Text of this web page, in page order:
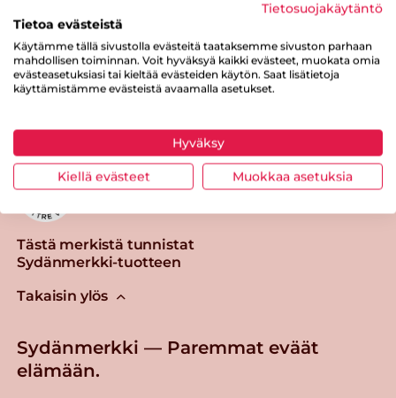
Tulosta sivu Jaa tuote
Tästä merkistä tunnistat
Sydänmerkki-tuotteen
Takaisin ylös
Sydänmerkki — Paremmat eväät
elämään.
Tietosuojakäytäntö
Tietoa evästeistä
Käytämme tällä sivustolla evästeitä taataksemme sivuston parhaan
mahdollisen toiminnan. Voit hyväksyä kaikki evästeet, muokata omia
evästeasetuksiasi tai kieltää evästeiden käytön. Saat lisätietoja
käyttämistämme evästeistä avaamalla asetukset.
Hyväksy
Kiellä evästeet Muokkaa asetuksia